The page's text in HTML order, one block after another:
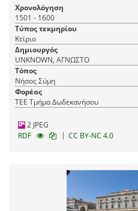
Χρονολόγηση
1501 - 1600
Τύπος τεκμηρίου
Κτίριο
Δημιουργός
UNKNOWN, ΑΓΝΩΣΤΟ
Τόπος
Νήσος Σύμη
Φορέας
ΤΕΕ Τμήμα Δωδεκανήσου
2 JPEG
RDF
| CC BY-NC 4.0